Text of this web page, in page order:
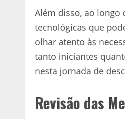
Além disso, ao longo
tecnológicas que
olhar atento às
tanto iniciantes
nesta jornada de
Revisão das